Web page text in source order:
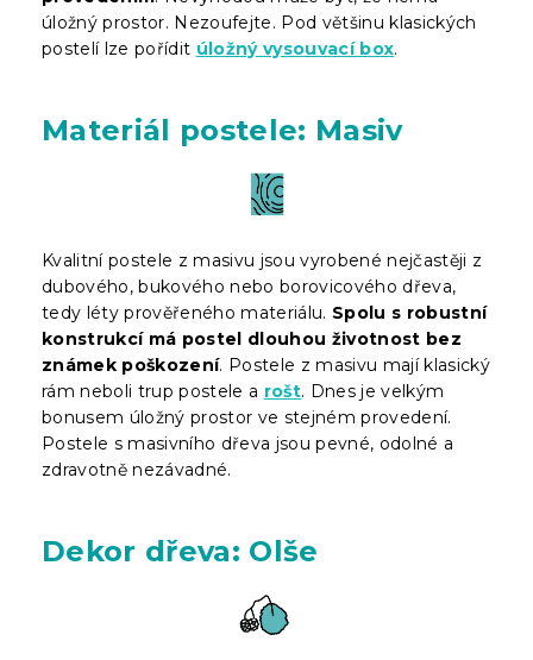
úložný prostor. Nezoufejte. Pod většinu klasických
postelí lze pořídit úložný vysouvací box.
Materiál postele: Masiv
Kvalitní postele z masivu jsou vyrobené nejčastěji z
dubového, bukového nebo borovicového dřeva,
tedy léty prověřeného materiálu. Spolu s robustní
konstrukcí má postel dlouhou životnost bez
známek poškození. Postele z masivu mají klasický
rám neboli trup postele a rošt. Dnes je velkým
bonusem úložný prostor ve stejném provedení.
Postele s masivního dřeva jsou pevné, odolné a
zdravotně nezávadné.
Dekor dřeva: Olše